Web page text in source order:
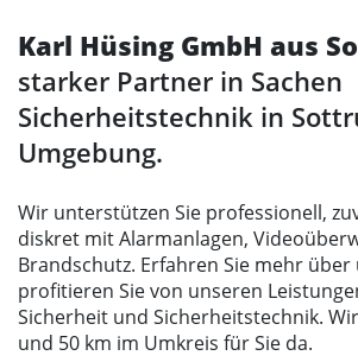
Karl Hüsing GmbH aus
starker Partner in Sachen
Sicherheitstechnik in
Umgebung.
Wir unterstützen Sie professionell,
diskret mit Alarmanlagen,
Brandschutz. Erfahren Sie mehr über
profitieren Sie von unseren
Sicherheit und Sicherheitstechnik.
und 50 km im Umkreis für Sie da.